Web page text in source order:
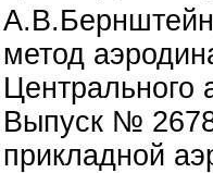
метод
Центрального
Выпуск №
прикладной